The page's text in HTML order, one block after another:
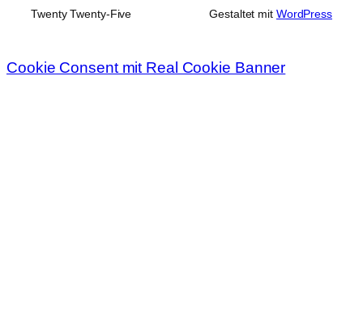
Twenty Twenty-Five Gestaltet mit WordPress
Cookie Consent mit Real Cookie Banner